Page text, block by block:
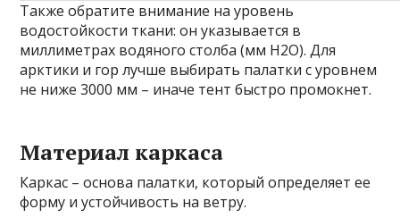
Также обратите внимание на уровень
водостойкости ткани: он указывается в
миллиметрах водяного столба (мм H2O). Для
арктики и гор лучше выбирать палатки с уровнем
не ниже 3000 мм – иначе тент быстро промокнет.
Материал каркаса
Каркас – основа палатки, который определяет ее
форму и устойчивость на ветру.